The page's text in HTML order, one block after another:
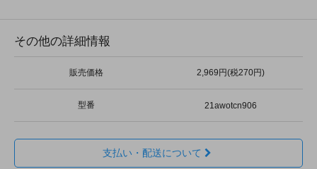
その他の詳細情報
販売価格 2,969円(税270円)
型番 21awotcn906
支払い・配送について